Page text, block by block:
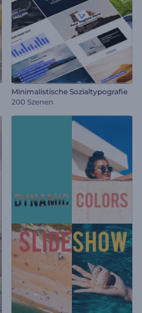
Minimalistische Sozialtypografie
200 Szenen